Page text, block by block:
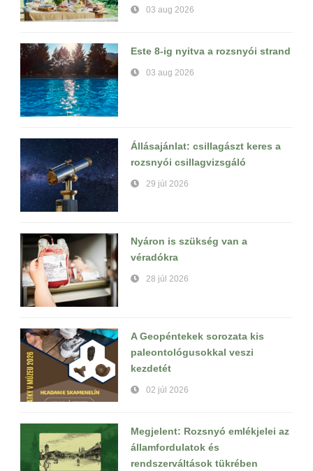
03 aug 2026
Este 8-ig nyitva a rozsnyói strand
03 aug 2026
Állásajánlat: csillagászt keres a
rozsnyói csillagvizsgáló
29 júl 2026
Nyáron is szükség van a
véradókra
28 júl 2026
A Geopéntekek sorozata kis
paleontológusokkal veszi
kezdetét
02 júl 2026
Megjelent: Rozsnyó emlékjelei az
államfordulatok és
rendszerváltások tükrében